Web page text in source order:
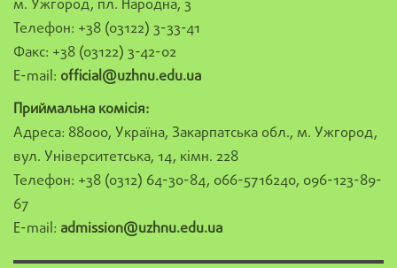
м. Ужгород, пл. Народна, 3
Телефон: +38 (03122) 3-33-41
Факс: +38 (03122) 3-42-02
E-mail: official@uzhnu.edu.ua
Приймальна комісія:
Адреса: 88000, Україна, Закарпатська обл., м. Ужгород,
вул. Університетська, 14, кімн. 228
Телефон: +38 (0312) 64-30-84, 066-5716240, 096-123-89-
67
E-mail: admission@uzhnu.edu.ua